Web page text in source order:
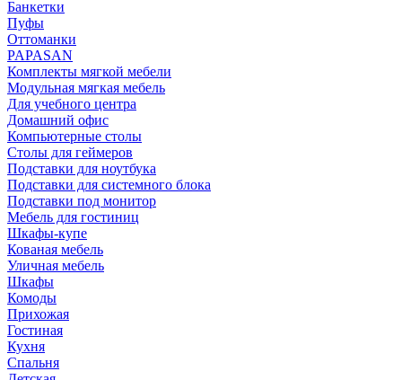
Банкетки
Пуфы
Оттоманки
PAPASAN
Комплекты мягкой мебели
Модульная мягкая мебель
Для учебного центра
Домашний офис
Компьютерные столы
Столы для геймеров
Подставки для ноутбука
Подставки для системного блока
Подставки под монитор
Мебель для гостиниц
Шкафы-купе
Кованая мебель
Уличная мебель
Шкафы
Комоды
Прихожая
Гостиная
Кухня
Спальня